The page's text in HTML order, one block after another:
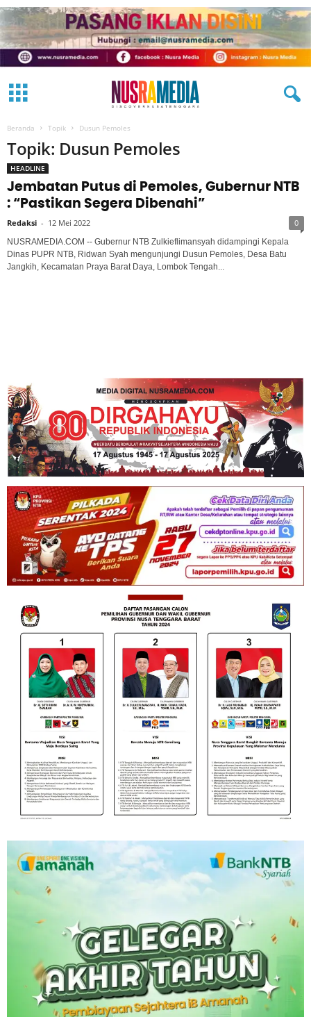
Beranda Topik Dusun Pemoles
Topik: Dusun Pemoles
HEADLINE
Jembatan Putus di Pemoles, Gubernur NTB
: “Pastikan Segera Dibenahi”
Redaksi - 12 Mei 2022 0
NUSRAMEDIA.COM -- Gubernur NTB Zulkieflimansyah didampingi Kepala
Dinas PUPR NTB, Ridwan Syah mengunjungi Dusun Pemoles, Desa Batu
Jangkih, Kecamatan Praya Barat Daya, Lombok Tengah...